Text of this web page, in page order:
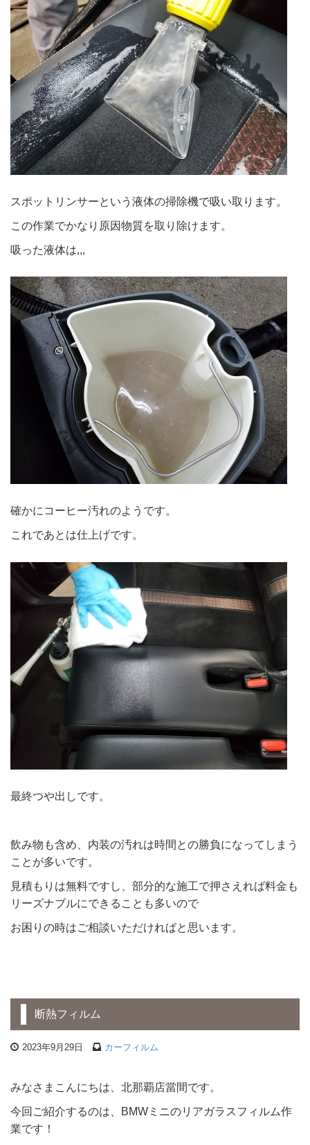
スポットリンサーという液体の掃除機で吸い取ります。
この作業でかなり原因物質を取り除けます。
吸った液体は,,,
確かにコーヒー汚れのようです。
これであとは仕上げです。
最終つや出しです。
飲み物も含め、内装の汚れは時間との勝負になってしまう
ことが多いです。
見積もりは無料ですし、部分的な施工で押さえれば料金も
リーズナブルにできることも多いので
お困りの時はご相談いただければと思います。
断熱フィルム
2023年9月29日 カーフィルム
みなさまこんにちは、北那覇店當間です。
今回ご紹介するのは、BMWミニのリアガラスフィルム作
業です！